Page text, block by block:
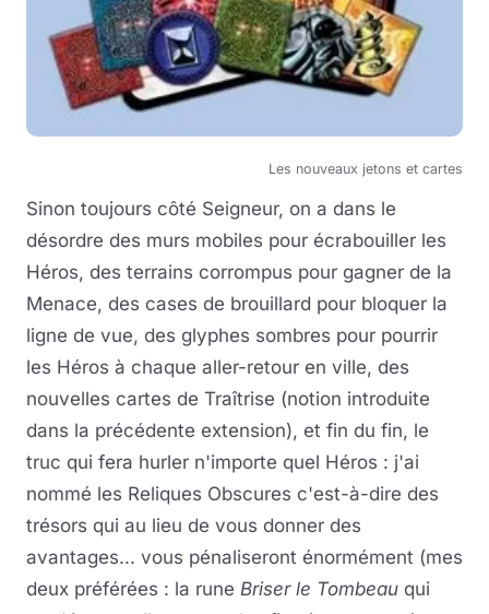
Les nouveaux jetons et cartes
Sinon toujours côté Seigneur, on a dans le
désordre des murs mobiles pour écrabouiller les
Héros, des terrains corrompus pour gagner de la
Menace, des cases de brouillard pour bloquer la
ligne de vue, des glyphes sombres pour pourrir
les Héros à chaque aller-retour en ville, des
nouvelles cartes de Traîtrise (notion introduite
dans la précédente extension), et fin du fin, le
truc qui fera hurler n'importe quel Héros : j'ai
nommé les Reliques Obscures c'est-à-dire des
trésors qui au lieu de vous donner des
avantages... vous pénaliseront énormément (mes
deux préférées : la rune Briser le Tombeau qui